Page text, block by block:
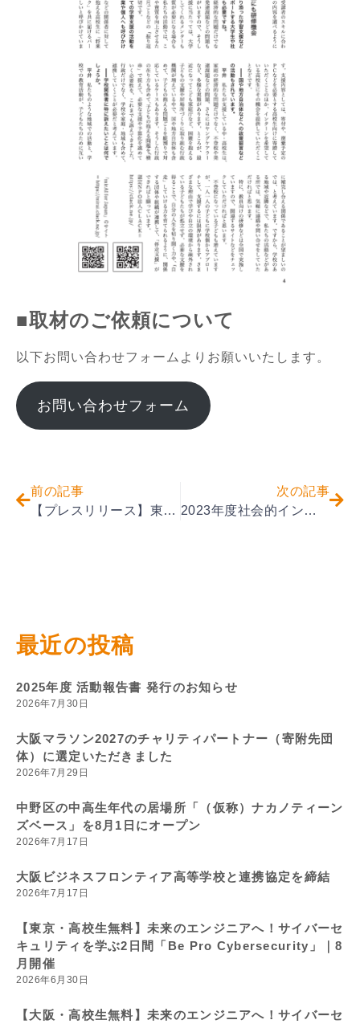
■取材のご依頼について
以下お問い合わせフォームよりお願いいたします。
お問い合わせフォーム
前の記事
【プレスリリース】東京都中野区とパートナーシップ協定締結
次の記事
2023年度社会的インパクト評価を公開しました
最近の投稿
2025年度 活動報告書 発行のお知らせ
2026年7月30日
大阪マラソン2027のチャリティパートナー（寄附先団
体）に選定いただきました
2026年7月29日
中野区の中高生年代の居場所「（仮称）ナカノティーン
ズベース」を8月1日にオープン
2026年7月17日
大阪ビジネスフロンティア高等学校と連携協定を締結
2026年7月17日
【東京・高校生無料】未来のエンジニアへ！サイバーセ
キュリティを学ぶ2日間「Be Pro Cybersecurity」｜8
月開催
2026年6月30日
【大阪・高校生無料】未来のエンジニアへ！サイバーセ